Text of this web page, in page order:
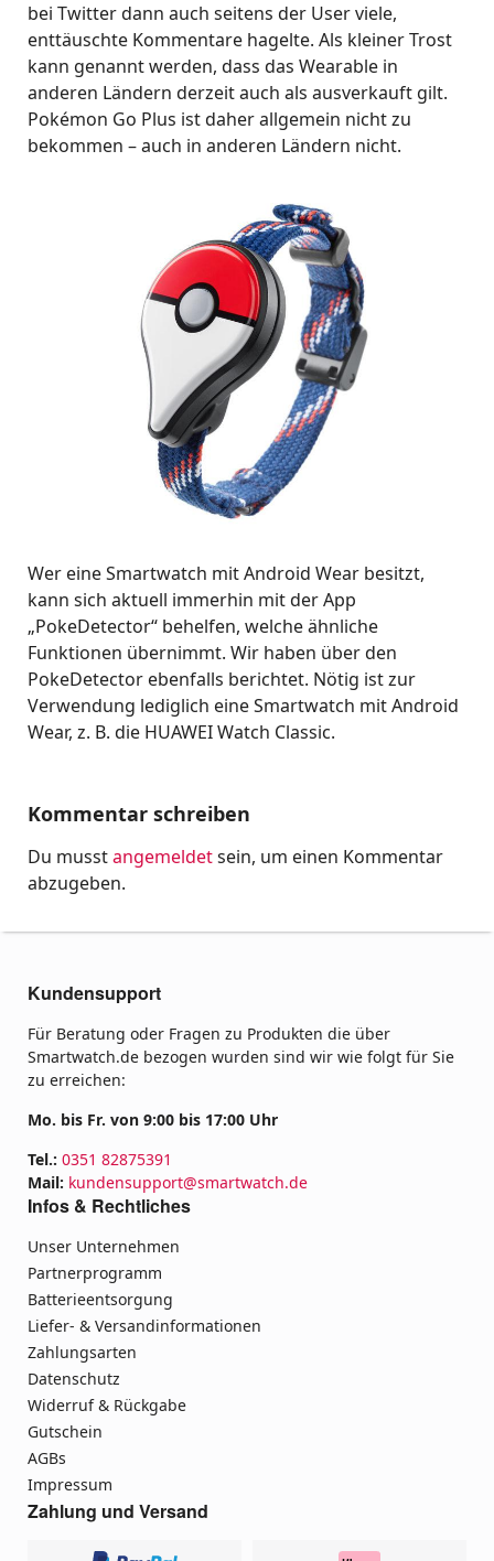
bei Twitter dann auch seitens der User viele,
enttäuschte Kommentare hagelte. Als kleiner Trost
kann genannt werden, dass das Wearable in
anderen Ländern derzeit auch als ausverkauft gilt.
Pokémon Go Plus ist daher allgemein nicht zu
bekommen – auch in anderen Ländern nicht.
Wer eine Smartwatch mit Android Wear besitzt,
kann sich aktuell immerhin mit der App
„PokeDetector“ behelfen, welche ähnliche
Funktionen übernimmt. Wir haben über den
PokeDetector ebenfalls berichtet. Nötig ist zur
Verwendung lediglich eine Smartwatch mit Android
Wear, z. B. die HUAWEI Watch Classic.
Kommentar schreiben
Du musstangemeldetsein, um einen Kommentar
abzugeben.
Kundensupport
Für Beratung oder Fragen zu Produkten die über
Smartwatch.de bezogen wurden sind wir wie folgt für Sie
zu erreichen:
Mo. bis Fr. von 9:00 bis 17:00 Uhr
Tel.: 0351 82875391
Mail: kundensupport@smartwatch.de
Infos & Rechtliches
Unser Unternehmen
Partnerprogramm
Batterieentsorgung
Liefer- & Versandinformationen
Zahlungsarten
Datenschutz
Widerruf & Rückgabe
Gutschein
AGBs
Impressum
Zahlung und Versand